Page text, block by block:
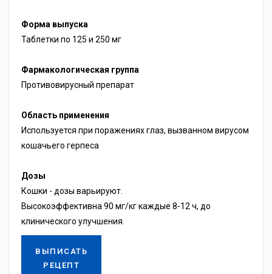
Форма выпуска
Таблетки по 125 и 250 мг
Фармакологическая группа
Противовирусный препарат
Область применения
Используется при поражениях глаз, вызванном вирусом
кошачьего герпеса
Дозы
Кошки - дозы варьируют.
Высокоэффективна 90 мг/кг каждые 8-12 ч, до
клинического улучшения.
ВЫПИСАТЬ
РЕЦЕПТ